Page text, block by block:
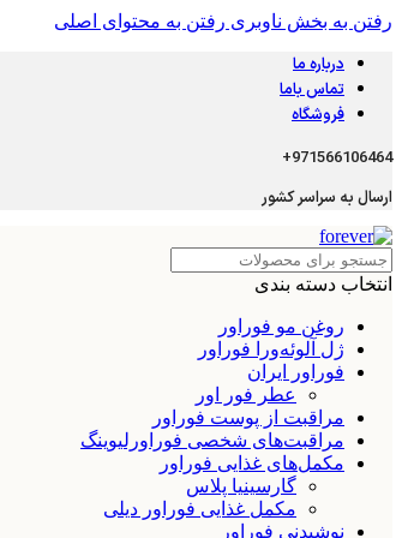
رفتن به بخش ناوبری رفتن به محتوای اصلی
درباره ما
تماس باما
فروشگاه
971566106464+
ارسال به سراسر کشور
انتخاب دسته بندی
روغن مو فوراور
ژل آلوئه‌ورا فوراور
فوراور ایران
عطر فور اور
مراقبت از پوست فوراور
مراقبت‌های شخصی فوراورلیوینگ
مکمل‌های غذایی فوراور
گارسینیا پلاس
مکمل غذایی فوراور دیلی
نوشیدنی فوراور